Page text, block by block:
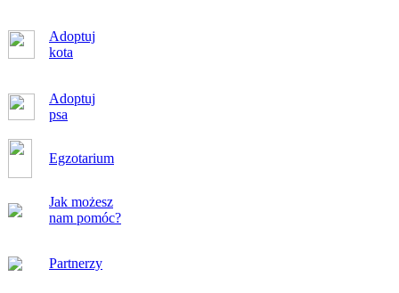
Adoptuj
kota
Adoptuj
psa
Egzotarium
Jak możesz
nam pomóc?
Partnerzy